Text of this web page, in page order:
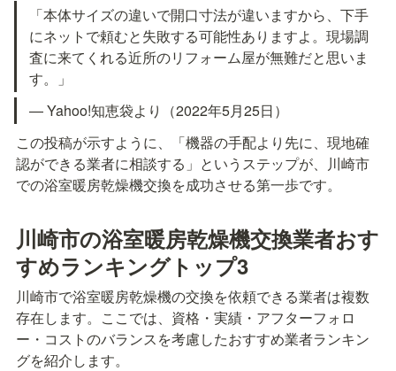
「本体サイズの違いで開口寸法が違いますから、下手
にネットで頼むと失敗する可能性ありますよ。現場調
査に来てくれる近所のリフォーム屋が無難だと思いま
す。」
— Yahoo!知恵袋より（2022年5月25日）
この投稿が示すように、「機器の手配より先に、現地確
認ができる業者に相談する」というステップが、川崎市
での浴室暖房乾燥機交換を成功させる第一歩です。
川崎市の浴室暖房乾燥機交換業者おす
すめランキングトップ3
川崎市で浴室暖房乾燥機の交換を依頼できる業者は複数
存在します。ここでは、資格・実績・アフターフォロ
ー・コストのバランスを考慮したおすすめ業者ランキン
グを紹介します。